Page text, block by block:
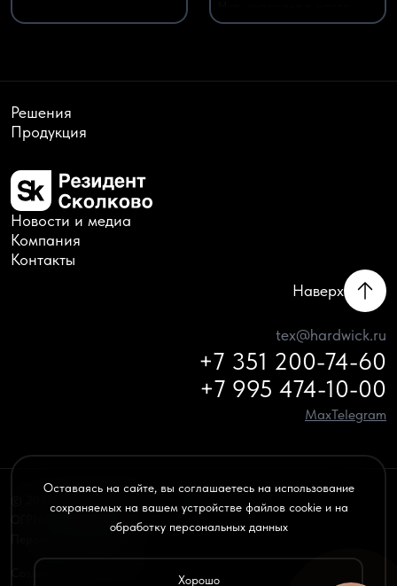
поэтому цвет остаётся
дополнительного
Решения
Продукция
Новости и медиа
Компания
Контакты
Наверх
tex@hardwick.ru
+7 351 200-74-60
+7 995 474-10-00
MaxTelegram
© 2020–2026 HARDWICK — все права защищены
ОГРН: 1156658032970
Оставаясь на сайте, вы соглашаетесь на использование
сохраняемых на вашем устройстве файлов cookie и на
обработку персональных данных
Хорошо